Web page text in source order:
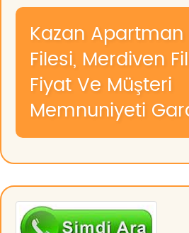
Kazan Apartman
Filesi, Merdiven
Fiyat Ve Müşteri
Memnuniyeti